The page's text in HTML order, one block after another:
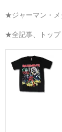
★ジャーマン・メ
★全記事、トップ